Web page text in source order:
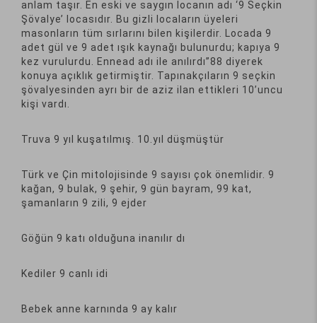
anlam taşır. En eski ve saygın locanın adı ‘9 Seçkin
Şövalye’ locasıdır. Bu gizli locaların üyeleri
masonların tüm sırlarını bilen kişilerdir. Locada 9
adet gül ve 9 adet ışık kaynağı bulunurdu; kapıya 9
kez vurulurdu. Ennead adı ile anılırdı”88 diyerek
konuya açıklık getirmiştir. Tapınakçıların 9 seçkin
şövalyesinden ayrı bir de aziz ilan ettikleri 10’uncu
kişi vardı.
Truva 9 yıl kuşatılmış. 10.yıl düşmüştür
Türk ve Çin mitolojisinde 9 sayısı çok önemlidir. 9
kağan, 9 bulak, 9 şehir, 9 gün bayram, 99 kat,
şamanların 9 zili, 9 ejder
Göğün 9 katı olduğuna inanılır dı
Kediler 9 canlı idi
Bebek anne karnında 9 ay kalır